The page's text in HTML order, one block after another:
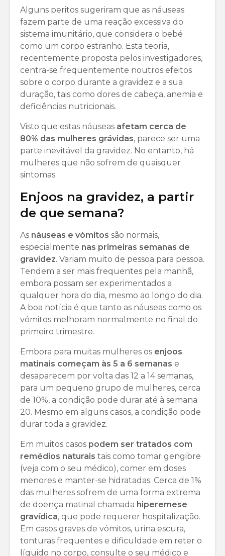
Alguns peritos sugeriram que as náuseas
fazem parte de uma reação excessiva do
sistema imunitário, que considera o bebé
como um corpo estranho. Esta teoria,
recentemente proposta pelos investigadores,
centra-se frequentemente noutros efeitos
sobre o corpo durante a gravidez e a sua
duração, tais como dores de cabeça, anemia e
deficiências nutricionais.
Visto que estas náuseas afetam cerca de
80% das mulheres grávidas, parece ser uma
parte inevitável da gravidez. No entanto, há
mulheres que não sofrem de quaisquer
sintomas.
Enjoos na gravidez, a partir
de que semana?
As náuseas e vómitos são normais,
especialmente nas primeiras semanas de
gravidez. Variam muito de pessoa para pessoa.
Tendem a ser mais frequentes pela manhã,
embora possam ser experimentados a
qualquer hora do dia, mesmo ao longo do dia.
A boa notícia é que tanto as náuseas como os
vómitos melhoram normalmente no final do
primeiro trimestre.
Embora para muitas mulheres os enjoos
matinais começam às 5 a 6 semanas e
desaparecem por volta das 12 a 14 semanas,
para um pequeno grupo de mulheres, cerca
de 10%, a condição pode durar até à semana
20. Mesmo em alguns casos, a condição pode
durar toda a gravidez.
Em muitos casos podem ser tratados com
remédios naturais tais como tomar gengibre
(veja com o seu médico), comer em doses
menores e manter-se hidratadas. Cerca de 1%
das mulheres sofrem de uma forma extrema
de doença matinal chamada hiperemese
gravídica, que pode requerer hospitalização.
Em casos graves de vómitos, urina escura,
tonturas frequentes e dificuldade em reter o
líquido no corpo, consulte o seu médico e